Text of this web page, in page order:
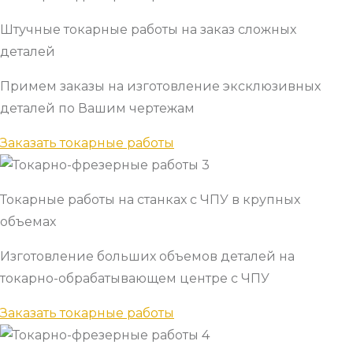
Штучные токарные работы на заказ сложных
деталей
Примем заказы на изготовление эксклюзивных
деталей по Вашим чертежам
Заказать токарные работы
Токарные работы на станках с ЧПУ в крупных
объемах
Изготовление больших объемов деталей на
токарно-обрабатывающем центре с ЧПУ
Заказать токарные работы